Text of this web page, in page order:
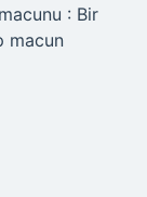
: Bir
macun